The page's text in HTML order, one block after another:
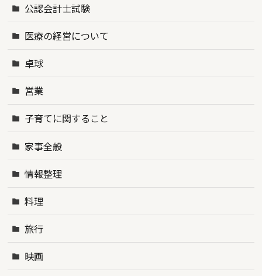
公認会計士試験
医療の経営について
卓球
営業
子育てに関すること
家事全般
情報整理
料理
旅行
映画